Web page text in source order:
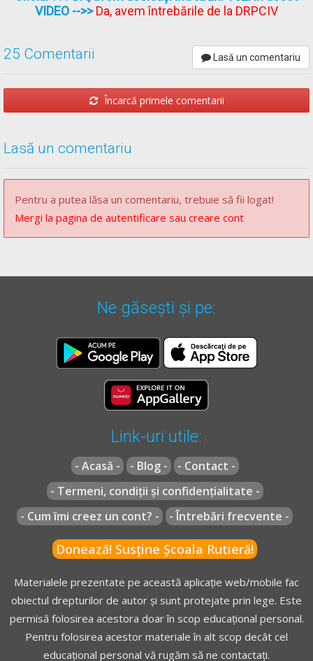
195/2002actualizat (Regulamentul codului rutier)
VIDEO -->>Da, avem întrebările de la DRPCIV
25 Comentarii Lasă un comentariu
Încarcă primele comentarii
Lasă un comentariu
Pentru a putea lăsa un comentariu, trebuie să fii logat!
Mergi la pagina de autentificare sau creare cont
Ne găsești și pe:
Link-uri utile:
- Acasă - - Blog -
- Contact -
- Termeni, condiții și confidențialitate -
- Cum îmi creez un cont? -
- Întrebări frecvente -
Donează! Susține Școala Rutieră!
Materialele prezentate pe această aplicație web/mobile fac
obiectul drepturilor de autor și sunt protejate prin lege. Este
permisă folosirea acestora doar în scop educațional personal.
Pentru folosirea acestor materiale în alt scop decât cel
educațional personal vă rugăm să ne contactați.